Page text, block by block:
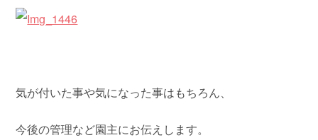
気が付いた事や気になった事はもちろん、
今後の管理など園主にお伝えします。